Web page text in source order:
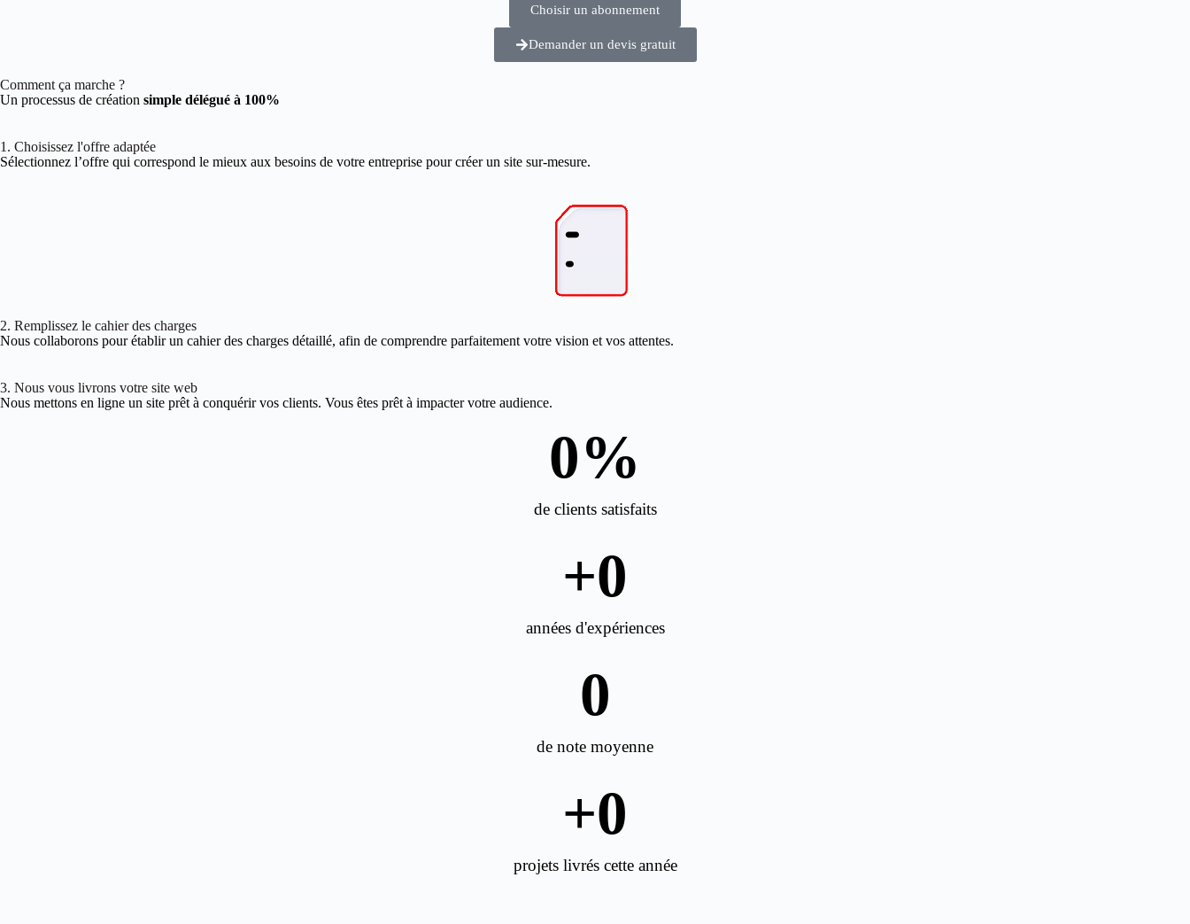
Choisir un abonnement
Demander un devis gratuit
Comment ça marche ?
Un processus de création simple délégué à 100%
1. Choisissez l'offre adaptée
Sélectionnez l’offre qui correspond le mieux aux besoins de votre entreprise pour créer un site sur-mesure.
2. Remplissez le cahier des charges
Nous collaborons pour établir un cahier des charges détaillé, afin de comprendre parfaitement votre vision et vos attentes.
3. Nous vous livrons votre site web
Nous mettons en ligne un site prêt à conquérir vos clients. Vous êtes prêt à impacter votre audience.
de clients satisfaits
0%
années d'expériences
+0
de note moyenne
0
projets livrés cette année
+0